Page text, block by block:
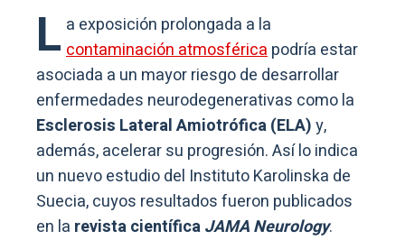
L a exposición prolongada a la
contaminación atmosféricapodría estar
asociada a un mayor riesgo de desarrollar
enfermedades neurodegenerativas como la
Esclerosis Lateral Amiotrófica (ELA)y,
además, acelerar su progresión. Así lo indica
un nuevo estudio del Instituto Karolinska de
Suecia, cuyos resultados fueron publicados
en la revista científicaJAMA Neurology.